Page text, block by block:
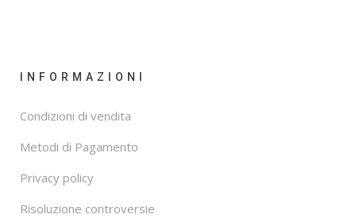
INFORMAZIONI
Condizioni di vendita
Metodi di Pagamento
Privacy policy
Risoluzione controversie